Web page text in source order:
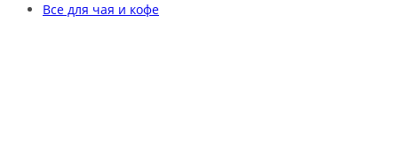
Все для чая и кофе